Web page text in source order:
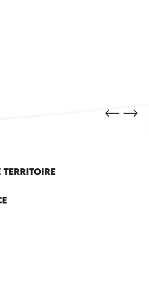
territoire